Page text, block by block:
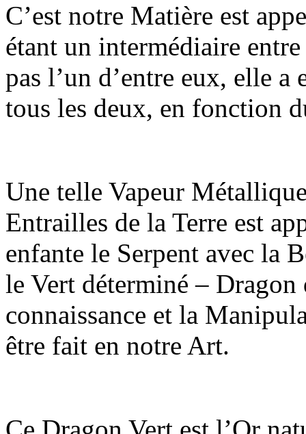
C’est notre Matière est
étant un intermédiaire
pas l’un d’entre eux, elle
tous les deux, en fonction
Une telle Vapeur
Entrailles de la Terre est
enfante le Serpent avec la
le Vert déterminé – Dragon
connaissance et la
être fait en notre Art.